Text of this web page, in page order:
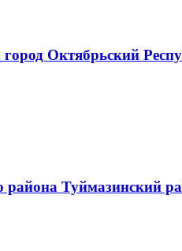
Октябрьский
Туймазинский